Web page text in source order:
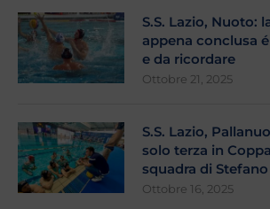
S.S. Lazio, Nuoto:
appena conclusa
e da ricordare
Ottobre 21, 2025
S.S. Lazio,
solo terza in
squadra di
Ottobre 16, 2025